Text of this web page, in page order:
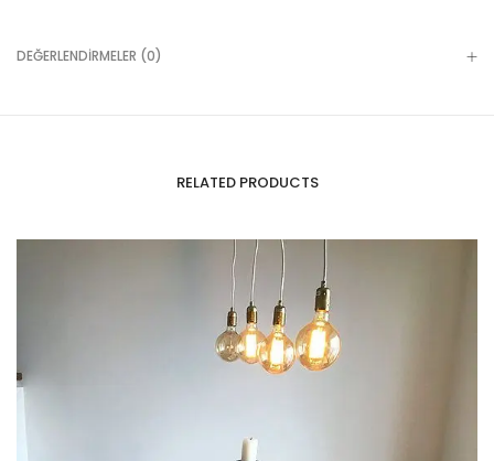
DEĞERLENDIRMELER (0)
RELATED PRODUCTS